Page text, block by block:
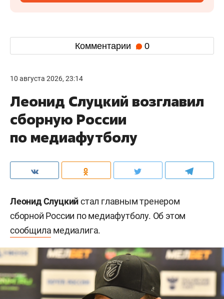
Комментарии 0
10 августа 2026, 23:14
Леонид Слуцкий возглавил
сборную России
по медиафутболу
Леонид Слуцкийстал главным тренером
сборной России по медиафутболу. Об этом
сообщила медиалига.